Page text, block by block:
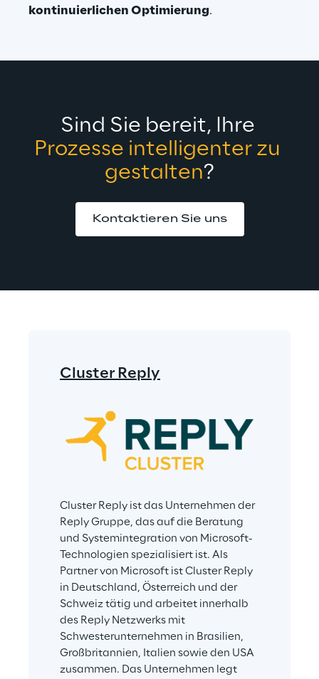
kontinuierlichen Optimierung.
Sind Sie bereit, Ihre
Prozesse intelligenter zu
gestalten?
Kontaktieren Sie uns
Cluster Reply
Cluster Reply ist das Unternehmen der
Reply Gruppe, das auf die Beratung
und Systemintegration von Microsoft-
Technologien spezialisiert ist. Als
Partner von Microsoft ist Cluster Reply
in Deutschland, Österreich und der
Schweiz tätig und arbeitet innerhalb
des Reply Netzwerks mit
Schwesterunternehmen in Brasilien,
Großbritannien, Italien sowie den USA
zusammen. Das Unternehmen legt